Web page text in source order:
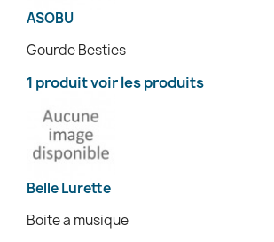
ASOBU
Gourde Besties
1 produitvoir les produits
Belle Lurette
Boite a musique